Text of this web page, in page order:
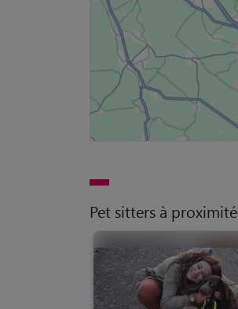
Pet sitters à proximité